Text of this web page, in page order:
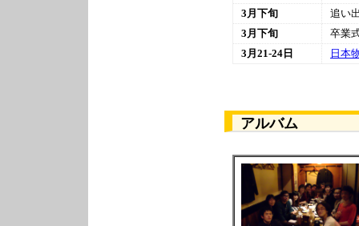
3月下旬
追い
3月下旬
卒業
3月21-24日
日本
アルバム